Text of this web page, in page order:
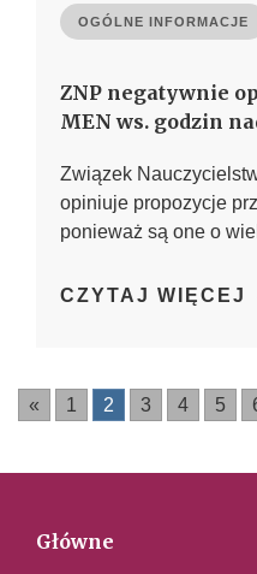
OGÓLNE INFORMACJE
ZNP negatywnie
MEN ws. godzin
Związek
opiniuje propozycje
ponieważ są one o
CZYTAJ WIĘCEJ
« 1 2 3 4 5
Główne